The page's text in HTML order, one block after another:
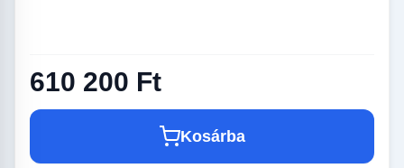
610 200 Ft
Kosárba